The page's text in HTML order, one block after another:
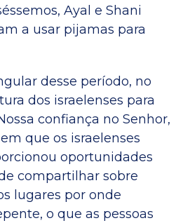
Ayal e Shani
a usar pijamas para
desse período, no
dos israelenses para
confiança no Senhor,
que os israelenses
oportunidades
compartilhar sobre
lugares por onde
o que as pessoas